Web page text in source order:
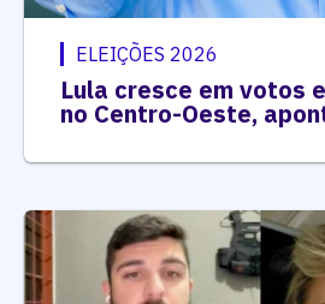
ELEIÇÕES 2026
Lula cresce em votos
no Centro-Oeste,